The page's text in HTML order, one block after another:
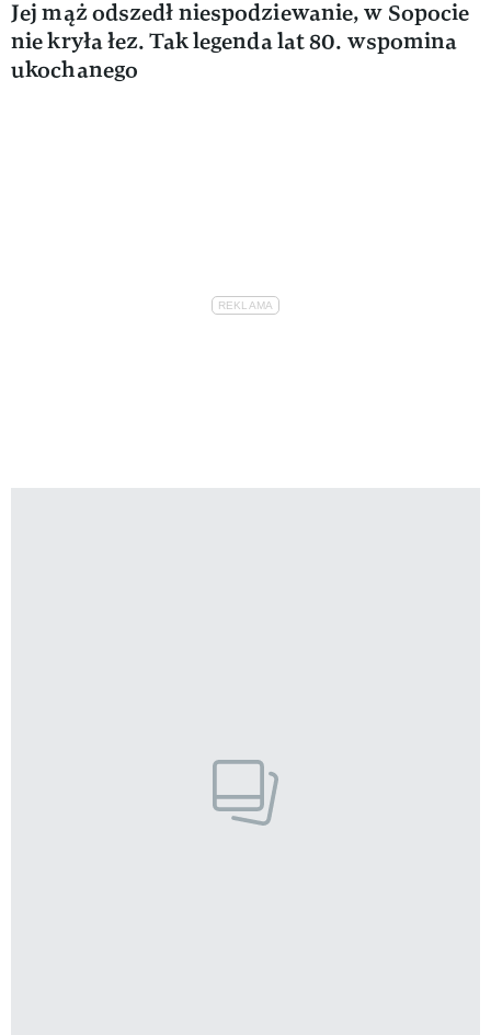
Jej mąż odszedł niespodziewanie, w Sopocie
nie kryła łez. Tak legenda lat 80. wspomina
ukochanego